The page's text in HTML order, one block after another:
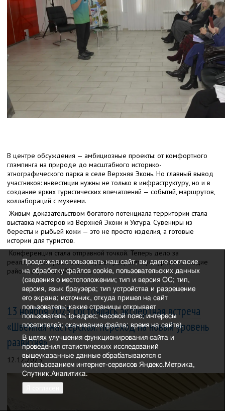
В центре обсуждения — амбициозные проекты: от комфортного
глэмпинга на природе до масштабного историко-
этнографического парка в селе Верхняя Эконь. Но главный вывод
участников: инвестиции нужны не только в инфраструктуру, но и в
создание ярких туристических впечатлений — событий, маршрутов,
коллабораций с музеями.
Живым доказательством богатого потенциала территории стала
выставка мастеров из Верхней Экони и Уктура. Сувениры из
бересты и рыбьей кожи — это не просто изделия, а готовые
истории для туристов.
Конференция стала отправной точкой. Теперь дело за
реализацией проектов, которые превратят культурное наследие
района в успешный бизнес.
13 ноября 2025 состоялась экспертная встреча
«Швейная мастерская: переход на новый уровень
развития»
12.12.2025
Продолжая использовать наш сайт, вы даете согласие
на обработку файлов cookie, пользовательских данных
(сведения о местоположении; тип и версия ОС; тип,
версия, язык браузера; тип устройства и разрешение
его экрана; источник, откуда пришел на сайт
пользователь; какие страницы открывает
пользователь; ip-адрес; часовой пояс; интересы
посетителей; скачивание файла; время на сайте).
В целях улучшения функционирования сайта и
проведения статистических исследований
вышеуказанные данные обрабатываются с
использованием интернет-сервисов Яндекс.Метрика,
Спутник.Аналитика.